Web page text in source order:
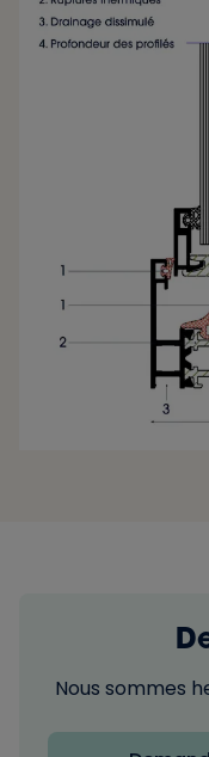
Nous sommes